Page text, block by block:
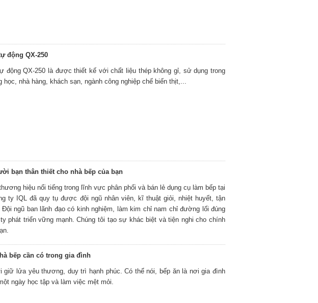
động QX-250
động QX-250 là được thiết kế với chất liệu thép không gỉ, sử dụng trong
học, nhà hàng, khách sạn, ngành công nghiệp chế biến thịt,...
bạn thân thiết cho nhà bếp của bạn
hiệu nổi tiếng trong lĩnh vực phân phối và bán lẻ dụng cụ làm bếp tại
ty IQL đã quy tụ được đội ngũ nhân viên, kĩ thuật giỏi, nhiệt huyết, tận
ngũ ban lãnh đạo có kinh nghiệm, làm kim chỉ nam chỉ đường lối đúng
phát triển vững mạnh. Chúng tôi tạo sự khác biệt và tiện nghi cho chính
bếp cần có trong gia đình
giữ lửa yêu thương, duy trì hạnh phúc. Có thể nói, bếp ăn là nơi gia đình
ngày học tập và làm việc mệt mỏi.